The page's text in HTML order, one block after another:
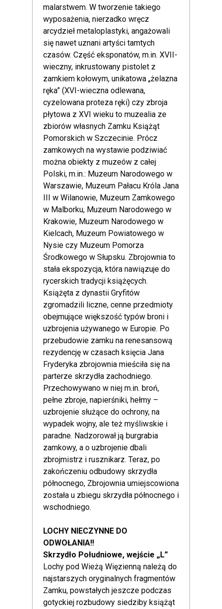
malarstwem. W tworzenie takiego
wyposażenia, nierzadko wręcz
arcydzieł metaloplastyki, angażowali
się nawet uznani artyści tamtych
czasów. Część eksponatów, m.in. XVII-
wieczny, inkrustowany pistolet z
zamkiem kołowym, unikatowa „żelazna
ręka” (XVI-wieczna odlewana,
cyzelowana proteza ręki) czy zbroja
płytowa z XVI wieku to muzealia ze
zbiorów własnych Zamku Książąt
Pomorskich w Szczecinie. Prócz
zamkowych na wystawie podziwiać
można obiekty z muzeów z całej
Polski, m.in.: Muzeum Narodowego w
Warszawie, Muzeum Pałacu Króla Jana
III w Wilanowie, Muzeum Zamkowego
w Malborku, Muzeum Narodowego w
Krakowie, Muzeum Narodowego w
Kielcach, Muzeum Powiatowego w
Nysie czy Muzeum Pomorza
Środkowego w Słupsku. Zbrojownia to
stała ekspozycja, która nawiązuje do
rycerskich tradycji książęcych.
Książęta z dynastii Gryfitów
zgromadzili liczne, cenne przedmioty
obejmujące większość typów broni i
uzbrojenia używanego w Europie. Po
przebudowie zamku na renesansową
rezydencję w czasach księcia Jana
Fryderyka zbrojownia mieściła się na
parterze skrzydła zachodniego.
Przechowywano w niej m.in. broń,
pełne zbroje, napierśniki, hełmy –
uzbrojenie służące do ochrony, na
wypadek wojny, ale też myśliwskie i
paradne. Nadzorował ją burgrabia
zamkowy, a o uzbrojenie dbali
zbrojmistrz i rusznikarz. Teraz, po
zakończeniu odbudowy skrzydła
północnego, Zbrojownia umiejscowiona
została u zbiegu skrzydła północnego i
wschodniego.
LOCHY NIECZYNNE DO
ODWOŁANIA!!
Skrzydło Południowe, wejście „L”
Lochy pod Wieżą Więzienną należą do
najstarszych oryginalnych fragmentów
Zamku, powstałych jeszcze podczas
gotyckiej rozbudowy siedziby książąt